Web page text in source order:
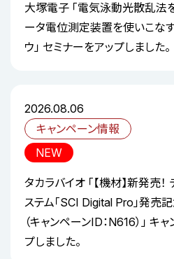
大塚電子 「電気泳動光散乱法
ータ電位測定装置を使いこな
ウ」 セミナーをアップしました。
2026.08.06
キャンペーン情報
NEW
タカラバイオ 「【機材】新発売
ステム「SCI Digital Pro」発売
（キャンペーンID：N616）」 キ
プしました。